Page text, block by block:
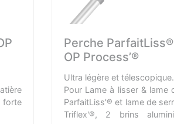
forte
Perche ParfaitLiss®
OP Process’®
Ultra légère et télescopique.
Pour Lame à lisser & lame
ParfaitLiss'® et lame de
Triflex'®, 2 brins